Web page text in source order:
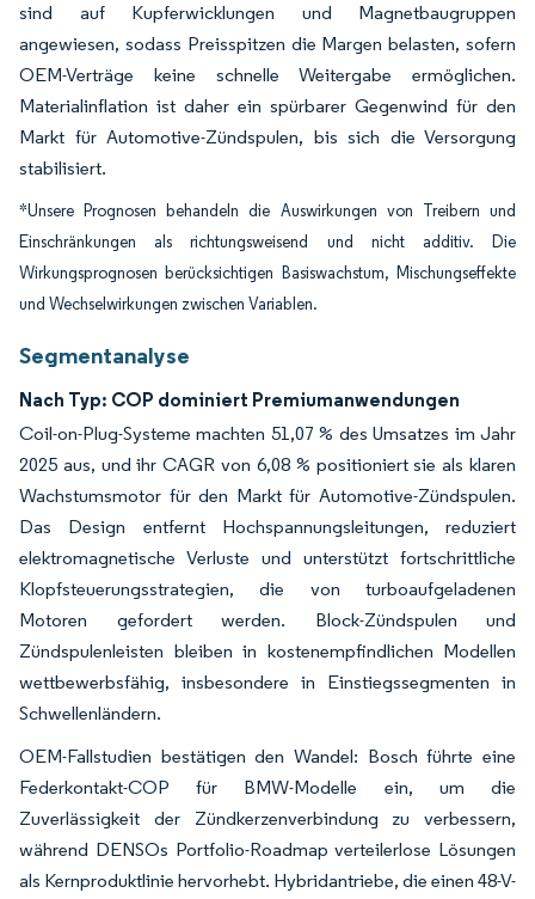
sind auf Kupferwicklungen und Magnetbaugruppen
angewiesen, sodass Preisspitzen die Margen belasten, sofern
OEM-Verträge keine schnelle Weitergabe ermöglichen.
Materialinflation ist daher ein spürbarer Gegenwind für den
Markt für Automotive-Zündspulen, bis sich die Versorgung
stabilisiert.
*Unsere Prognosen behandeln die Auswirkungen von Treibern und
Einschränkungen als richtungsweisend und nicht additiv. Die
Wirkungsprognosen berücksichtigen Basiswachstum, Mischungseffekte
und Wechselwirkungen zwischen Variablen.
Segmentanalyse
Nach Typ: COP dominiert Premiumanwendungen
Coil-on-Plug-Systeme machten 51,07 % des Umsatzes im Jahr
2025 aus, und ihr CAGR von 6,08 % positioniert sie als klaren
Wachstumsmotor für den Markt für Automotive-Zündspulen.
Das Design entfernt Hochspannungsleitungen, reduziert
elektromagnetische Verluste und unterstützt fortschrittliche
Klopfsteuerungsstrategien, die von turboaufgeladenen
Motoren gefordert werden. Block-Zündspulen und
Zündspulenleisten bleiben in kostenempfindlichen Modellen
wettbewerbsfähig, insbesondere in Einstiegssegmenten in
Schwellenländern.
OEM-Fallstudien bestätigen den Wandel: Bosch führte eine
Federkontakt-COP für BMW-Modelle ein, um die
Zuverlässigkeit der Zündkerzenverbindung zu verbessern,
während DENSOs Portfolio-Roadmap verteilerlose Lösungen
als Kernproduktlinie hervorhebt. Hybridantriebe, die einen 48-V-